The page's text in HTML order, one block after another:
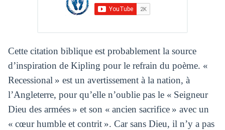
Cette citation biblique est probablement la source
d’inspiration de Kipling pour le refrain du poème. «
Recessional » est un avertissement à la nation, à
l’Angleterre, pour qu’elle n’oublie pas le « Seigneur
Dieu des armées » et son « ancien sacrifice » avec un
« cœur humble et contrit ». Car sans Dieu, il n’y a pas